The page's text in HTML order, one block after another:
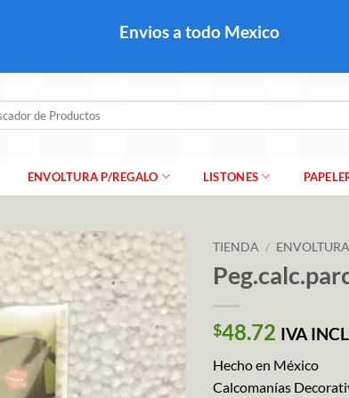
Envios a todo Mexico
ENVOLTURA P/REGALO LISTONES
TIENDA /
$48.72 IVA
Hecho en México
Calcomanías